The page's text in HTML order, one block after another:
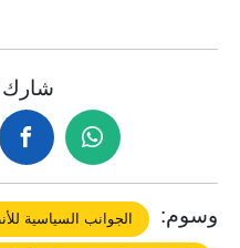
شارك
وسوم: الجوانب السياسية